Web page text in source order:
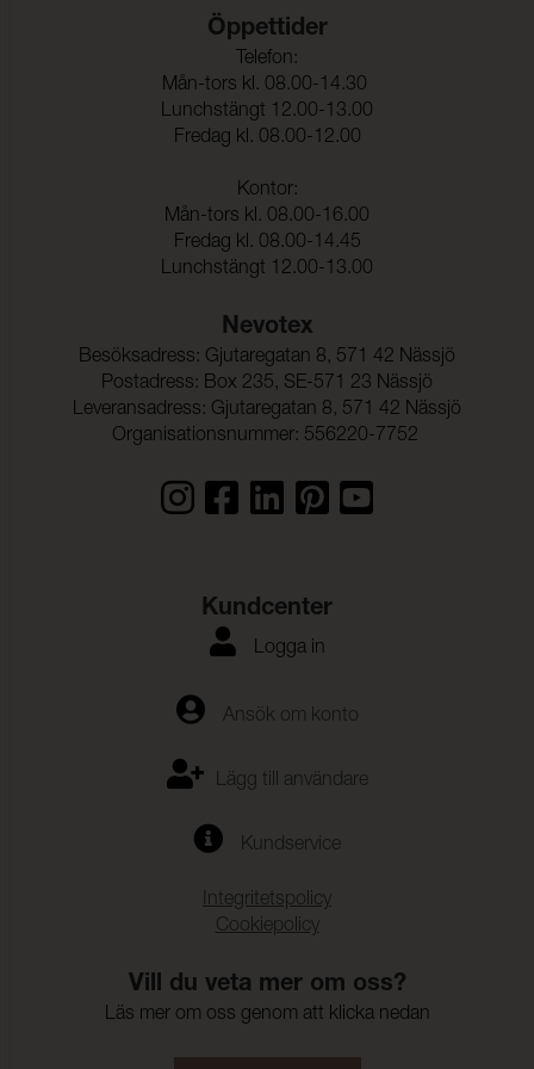
Öppettider
Telefon:
Mån-tors kl. 08.00-14.30
Lunchstängt 12.00-13.00
Fredag kl. 08.00-12.00
Kontor:
Mån-tors kl. 08.00-16.00
Fredag kl. 08.00-14.45
Lunchstängt 12.00-13.00
Nevotex
Besöksadress: Gjutaregatan 8, 571 42 Nässjö
Postadress: Box 235, SE-571 23 Nässjö
Leveransadress: Gjutaregatan 8, 571 42 Nässjö
Organisationsnummer: 556220-7752
Kundcenter
Logga in
Ansök om konto
Lägg till användare
Kundservice
Integritetspolicy
Cookiepolicy
Vill du veta mer om oss?
Läs mer om oss genom att klicka nedan